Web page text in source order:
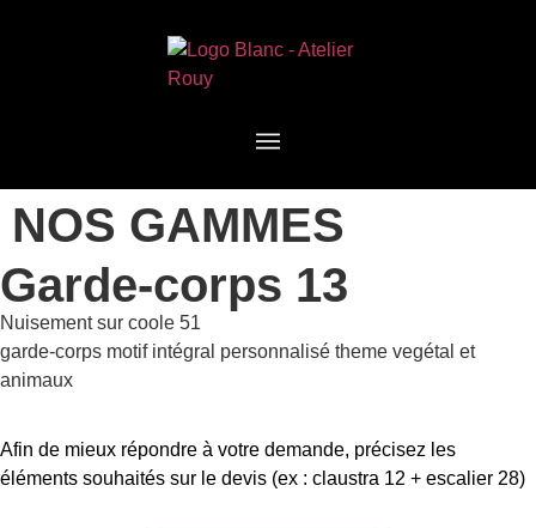
NOS GAMMES
Garde-corps 13
Nuisement sur coole 51
garde-corps motif intégral personnalisé theme vegétal et
animaux
Afin de mieux répondre à votre demande, précisez les
éléments souhaités sur le devis (ex : claustra 12 + escalier 28)